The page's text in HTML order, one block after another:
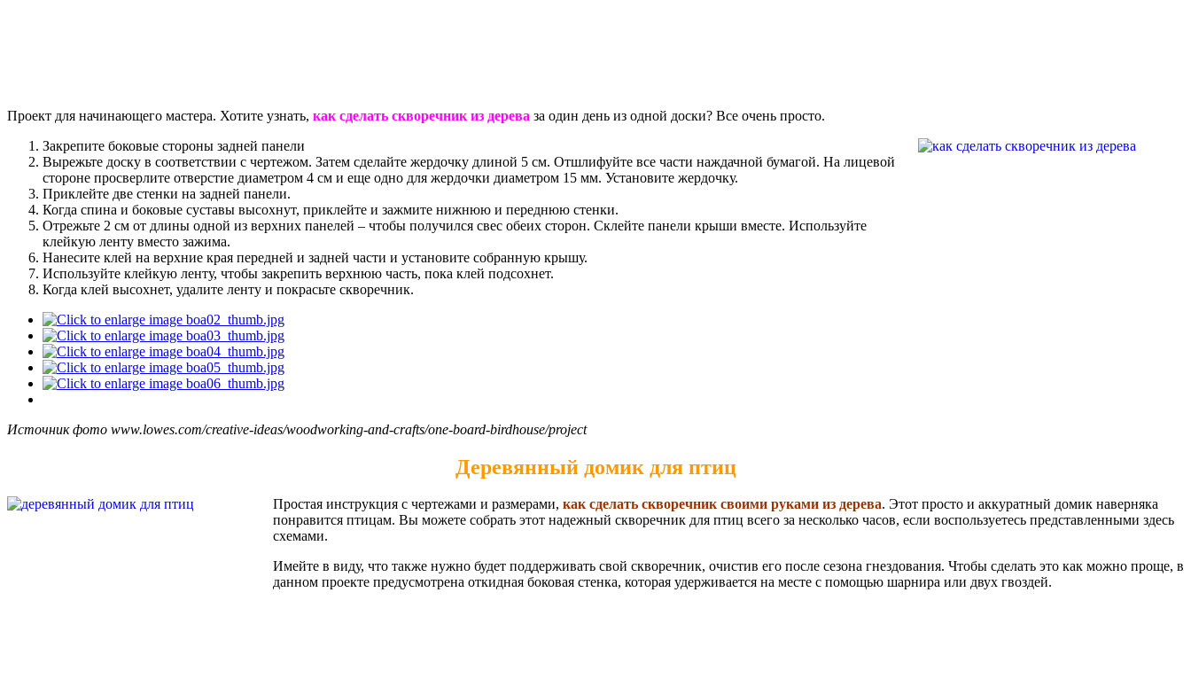
Проект для начинающего мастера. Хотите узнать, как сделать скворечник из дерева за один день из одной доски? Все очень просто.
Закрепите боковые стороны задней панели
Вырежьте доску в соответствии с чертежом. Затем сделайте жердочку длиной 5 см. Отшлифуйте все части наждачной бумагой. На лицевой
стороне просверлите отверстие диаметром 4 см и еще одно для жердочки диаметром 15 мм. Установите жердочку.
Приклейте две стенки на задней панели.
Когда спина и боковые суставы высохнут, приклейте и зажмите нижнюю и переднюю стенки.
Отрежьте 2 см от длины одной из верхних панелей – чтобы получился свес обеих сторон. Склейте панели крыши вместе. Используйте
клейкую ленту вместо зажима.
Нанесите клей на верхние края передней и задней части и установите собранную крышу.
Используйте клейкую ленту, чтобы закрепить верхнюю часть, пока клей подсохнет.
Когда клей высохнет, удалите ленту и покрасьте скворечник.
Источник фото www.lowes.com/creative-ideas/woodworking-and-crafts/one-board-birdhouse/project
Деревянный домик для птиц
Простая инструкция с чертежами и размерами, как сделать скворечник своими руками из дерева. Этот просто и аккуратный домик наверняка
понравится птицам. Вы можете собрать этот надежный скворечник для птиц всего за несколько часов, если воспользуетесь представленными здесь
схемами.
Имейте в виду, что также нужно будет поддерживать свой скворечник, очистив его после сезона гнездования. Чтобы сделать это как можно проще, в
данном проекте предусмотрена откидная боковая стенка, которая удерживается на месте с помощью шарнира или двух гвоздей.